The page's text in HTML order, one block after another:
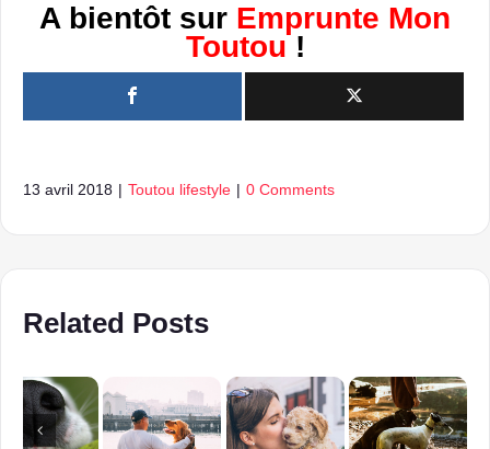
A bientôt sur Emprunte Mon
Toutou !
13 avril 2018 | Toutou lifestyle | 0 Comments
Related Posts